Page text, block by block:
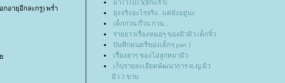
อายุอีกละกรู) พร่ำ
มาไวไปไว(อีกแร้ว)
ุ่งจริงอะไรจริง...แต่ยังอยู่นะ
เด็กกวน ก๊วน กวน....
ร่ายยาวเรื่องหมอๆ ของมิวมิว เด็กจิ๋ว
บันทึกดนตรีของเด็กๆ part 1
เรื่องฮาๆ ของไอ่ลูกหมามิว
เก็บรายละเอียดพัฒนาการ ด.ญ.มิว
มิว 3 ขวบ